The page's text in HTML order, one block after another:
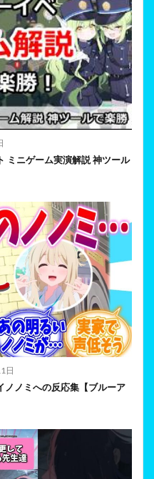
ミニゲーム実演解説 神ツール
日
ノノミへの反応集【ブルーア